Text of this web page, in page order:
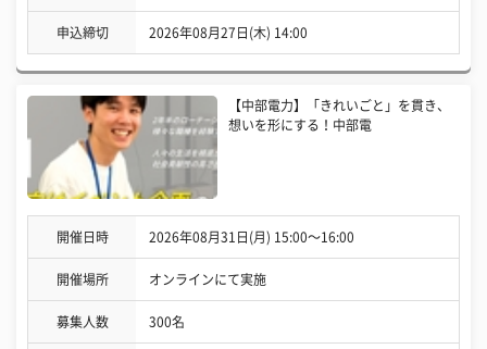
申込締切 2026年08月27日(木) 14:00
【中部電力】「きれいごと」を貫き、
想いを形にする！中部電
開催日時 2026年08月31日(月) 15:00〜16:00
開催場所 オンラインにて実施
募集人数 300名